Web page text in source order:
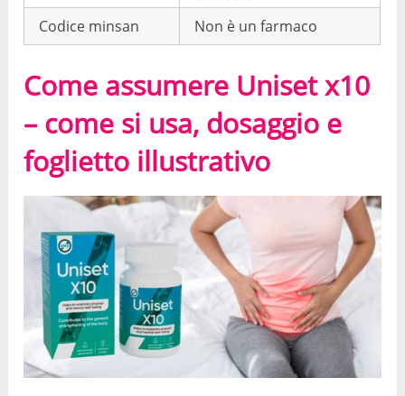
Codice minsan
Non è un farmaco
Come assumere Uniset x10
– come si usa, dosaggio e
foglietto illustrativo